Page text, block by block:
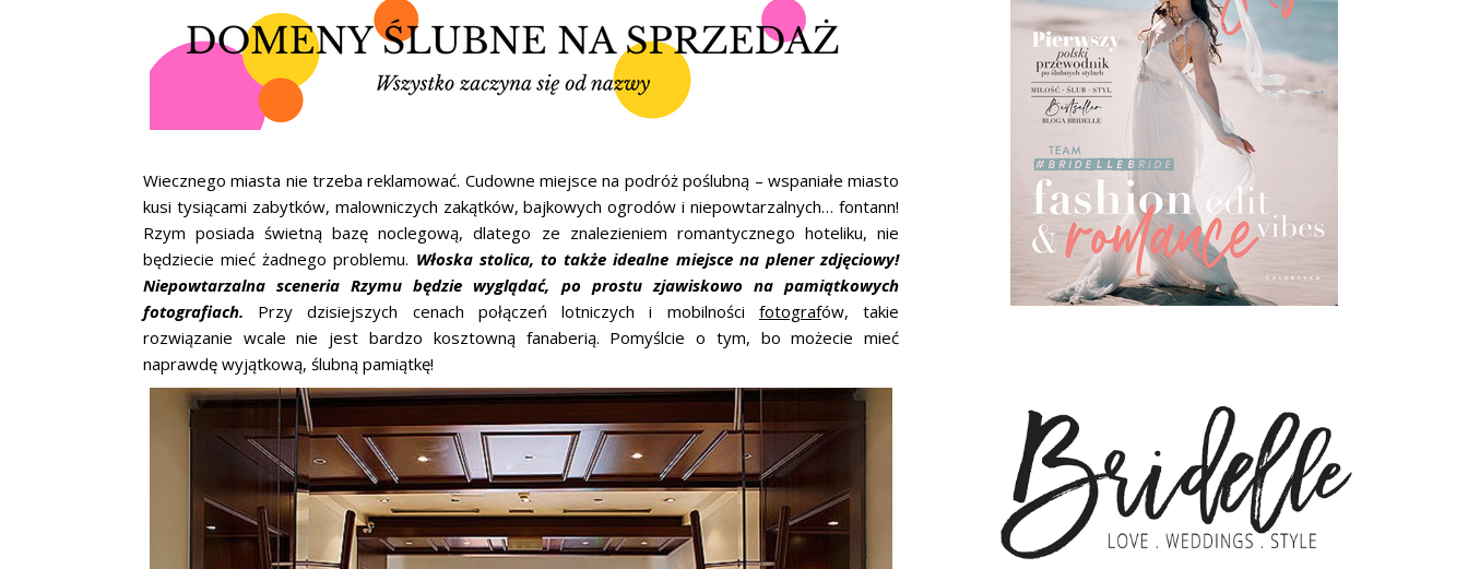
Wiecznego miasta nie trzeba reklamować. Cudowne miejsce na podróż poślubną – wspaniałe miasto
kusi tysiącami zabytków, malowniczych zakątków, bajkowych ogrodów i niepowtarzalnych… fontann!
Rzym posiada świetną bazę noclegową, dlatego ze znalezieniem romantycznego hoteliku, nie
będziecie mieć żadnego problemu. Włoska stolica, to także idealne miejsce na plener zdjęciowy!
Niepowtarzalna sceneria Rzymu będzie wyglądać, po prostu zjawiskowo na pamiątkowych
fotografiach. Przy dzisiejszych cenach połączeń lotniczych i mobilności fotografów, takie
rozwiązanie wcale nie jest bardzo kosztowną fanaberią. Pomyślcie o tym, bo możecie mieć
naprawdę wyjątkową, ślubną pamiątkę!